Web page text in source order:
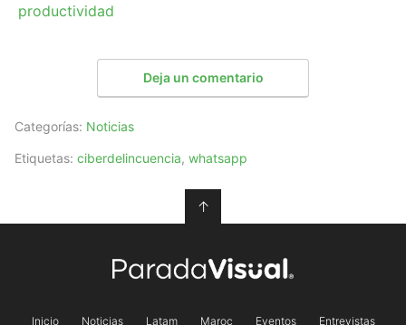
productividad
Deja un comentario
Categorías: Noticias
Etiquetas: ciberdelincuencia, whatsapp
↑
Inicio Noticias Latam Maroc Eventos Entrevistas